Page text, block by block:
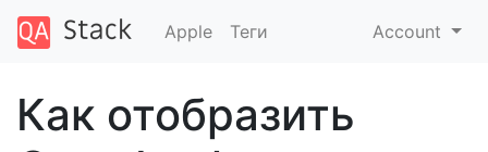
Apple Теги Account
Как отобразить